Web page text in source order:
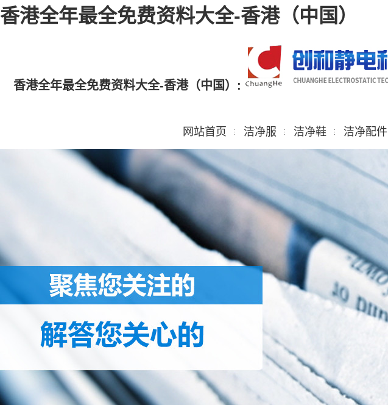
香港全年最全免费资料大全-香港（中国）
香港全年最全免费资料大全-香港（中国）:
网站首页 洁净服 洁净鞋 洁净配件